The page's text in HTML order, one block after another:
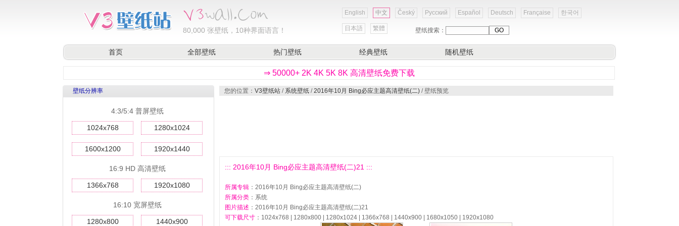
80,000 张壁纸，10种界面语言！
English 中文 Český Русский Español Deutsch Française 한국어
日本語 繁體 壁纸搜索：
首页 全部壁纸 热门壁纸 经典壁纸 随机壁纸
⇒ 50000+ 2K 4K 5K 8K 高清壁纸免费下载
壁纸分辨率
4:3/5:4 普屏壁纸
1024x768 1280x1024
1600x1200 1920x1440
16:9 HD 高清壁纸
1366x768 1920x1080
16:10 宽屏壁纸
1280x800 1440x900
您的位置： V3壁纸站 / 系统壁纸 /2016年10月 Bing必应主题高清壁纸(二) / 壁纸预览
::: 2016年10月 Bing必应主题高清壁纸(二)21 :::
所属专辑 ：2016年10月 Bing必应主题高清壁纸(二)
所属分类 ：系统
图片描述 ：2016年10月 Bing必应主题高清壁纸(二)21
可下载尺寸 ：1024x768 | 1280x800 | 1280x1024 | 1366x768 | 1440x900 | 1680x1050 | 1920x1080